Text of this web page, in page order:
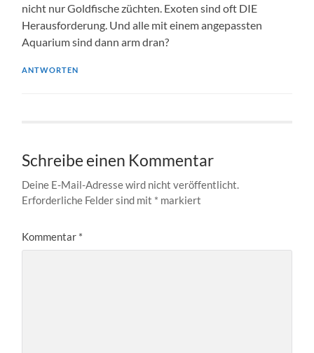
nicht nur Goldfische züchten. Exoten sind oft DIE
Herausforderung. Und alle mit einem angepassten
Aquarium sind dann arm dran?
ANTWORTEN
Schreibe einen Kommentar
Deine E-Mail-Adresse wird nicht veröffentlicht.
Erforderliche Felder sind mit * markiert
Kommentar *